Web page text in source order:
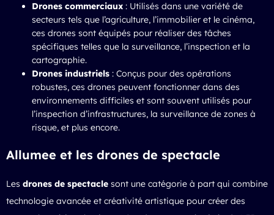
Drones commerciaux : Utilisés dans une variété de
secteurs tels que l’agriculture, l’immobilier et le cinéma,
ces drones sont équipés pour réaliser des tâches
spécifiques telles que la surveillance, l’inspection et la
cartographie.
Drones industriels : Conçus pour des opérations
robustes, ces drones peuvent fonctionner dans des
environnements difficiles et sont souvent utilisés pour
l’inspection d’infrastructures, la surveillance de zones à
risque, et plus encore.
Allumee et les drones de spectacle
Les drones de spectacle sont une catégorie à part qui combine
technologie avancée et créativité artistique pour créer des